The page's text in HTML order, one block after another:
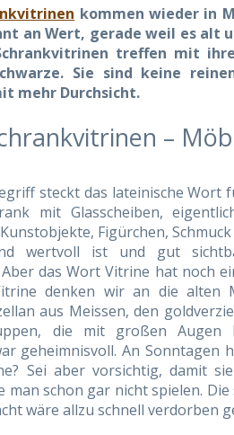
kommen wieder in
an Wert, gerade weil es alt
treffen mit
Sie sind keine
mehr Durchsicht.
–
steckt das lateinische Wort
mit Glasscheiben,
Figürchen,
wertvoll ist und gut
das Wort Vitrine hat noch
denken wir an die alten
aus Meissen, den
die mit großen Augen
geheimnisvoll. An Sonntagen
Sei aber vorsichtig, damit
man schon gar nicht spielen.
wäre allzu schnell verdorben